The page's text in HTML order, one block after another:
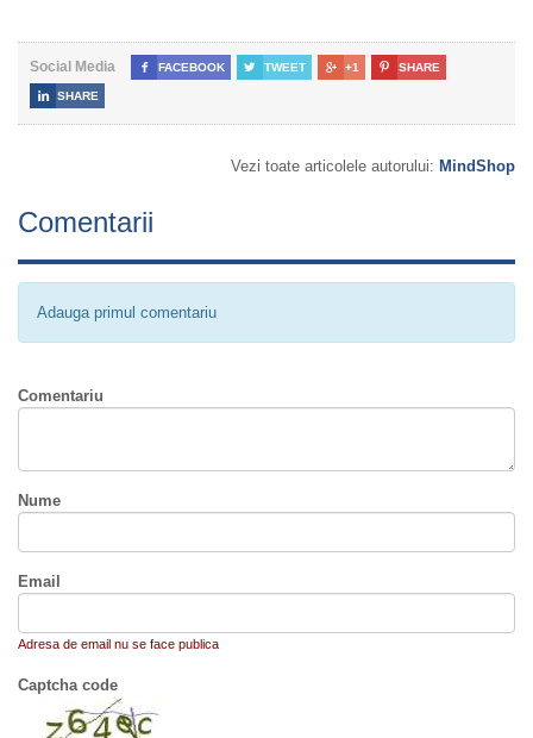
Social Media  FACEBOOK  TWEET  +1  SHARE
 SHARE
Vezi toate articolele autorului: MindShop
Comentarii
Adauga primul comentariu
Comentariu
Nume
Email
Adresa de email nu se face publica
Captcha code